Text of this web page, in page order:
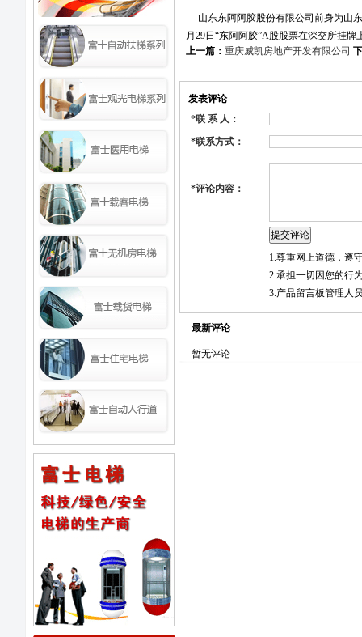
山东东阿阿胶股份有限公司前身为山东
月29日“东阿阿胶”A股股票在深交所挂
上一篇： 重庆威凯房地产开发有限公司
发表评论
*联 系 人：
*联系方式：
*评论内容：
1.尊重网上道德，遵
2.承担一切因您的行
3.产品留言板管理人
最新评论
暂无评论